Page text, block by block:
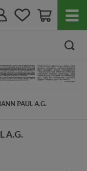
PAUL A.G.
A.G.